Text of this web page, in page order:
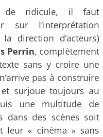
de ridicule, il faut
sur l’interprétation
direction d’acteurs)
Perrin, complètement
sans y croire une
n’arrive pas à construire
surjoue toujours au
une multitude de
dans des scènes soit
leur « cinéma » sans